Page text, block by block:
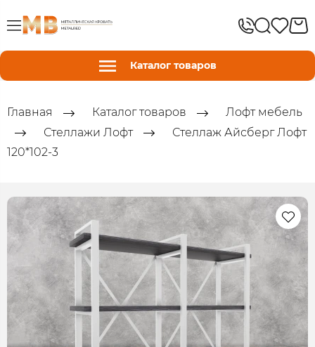
Каталог товаров
Главная Каталог товаров
Лофт мебель
Стеллажи Лофт
Стеллаж Айсберг Лофт
120*102-3